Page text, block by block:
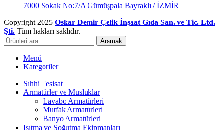
7000 Sokak No:7/A Gümüşpala Bayraklı / İZMİR
Copyright 2025 Oskar Demir Çelik İnşaat Gıda San. ve Tic. Ltd.
Şti. Tüm hakları saklıdır.
Aramak
Menü
Kategoriler
Sıhhi Tesisat
Armatürler ve Musluklar
Lavabo Armatürleri
Mutfak Armatürleri
Banyo Armatürleri
Isıtma ve Soğutma Ekipmanları